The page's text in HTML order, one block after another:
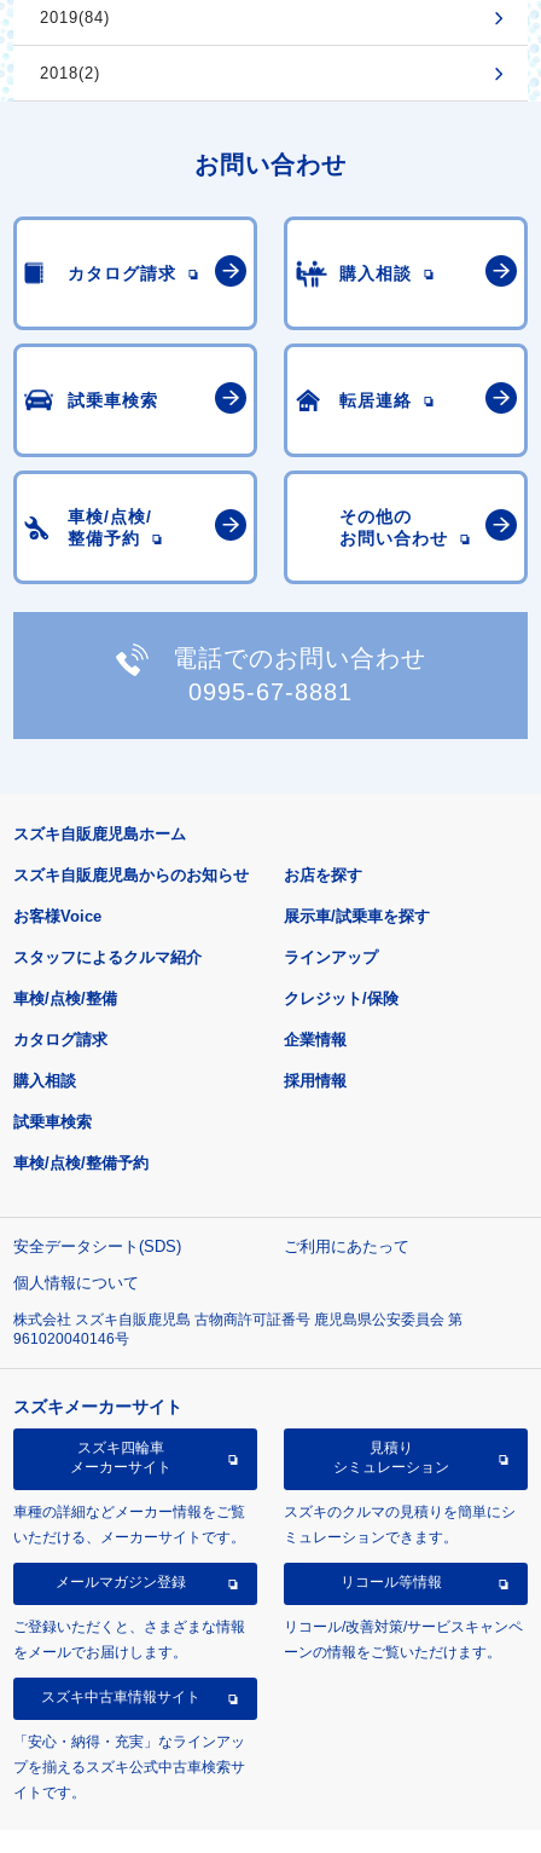
2019(84)
2018(2)
お問い合わせ
カタログ請求 購入相談
試乗車検索 転居連絡
車検/点検/
整備予約
その他の
お問い合わせ
電話でのお問い合わせ
0995-67-8881
スズキ自販鹿児島ホーム
スズキ自販鹿児島からのお知らせ
お客様Voice
スタッフによるクルマ紹介
お店を探す
展示車/試乗車を探す
ラインアップ
車検/点検/整備 クレジット/保険
カタログ請求
購入相談
試乗車検索
車検/点検/整備予約
企業情報
採用情報
安全データシート(SDS)
ご利用にあたって
個人情報について
株式会社 スズキ自販鹿児島 古物商許可証番号 鹿児島県公安委員会 第
961020040146号
スズキメーカーサイト
スズキ四輪車
メーカーサイト
車種の詳細などメーカー情報をご覧
いただける、メーカーサイトです。
見積り
シミュレーション
スズキのクルマの見積りを簡単にシ
ミュレーションできます。
メールマガジン登録
ご登録いただくと、さまざまな情報
をメールでお届けします。
リコール等情報
リコール/改善対策/サービスキャンペ
ーンの情報をご覧いただけます。
スズキ中古車情報サイト
「安心・納得・充実」なラインアッ
プを揃えるスズキ公式中古車検索サ
イトです。